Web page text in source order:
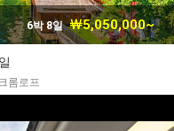
6박 8일 ￦5,050,000~
롬로프